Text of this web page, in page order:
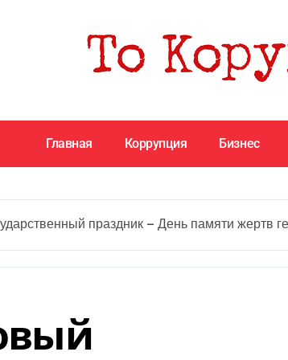
Главная Коррупция Бизнес
праздник — День памяти жертв